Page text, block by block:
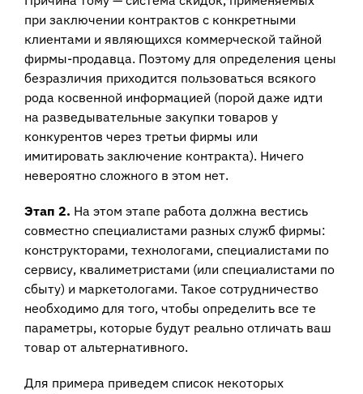
при заключении контрактов с конкретными
клиентами и являющихся коммерческой тайной
фирмы-продавца. Поэтому для определения цены
безразличия приходится пользоваться всякого
рода косвенной информацией (порой даже идти
на разведывательные закупки товаров у
конкурентов через третьи фирмы или
имитировать заключение контракта). Ничего
невероятно сложного в этом нет.
Этап 2. На этом этапе работа должна вестись
совместно специалистами разных служб фирмы:
конструкторами, технологами, специалистами по
сервису, квалиметристами (или специалистами по
сбыту) и маркетологами. Такое сотрудничество
необходимо для того, чтобы определить все те
параметры, которые будут реально отличать ваш
товар от альтернативного.
Для примера приведем список некоторых